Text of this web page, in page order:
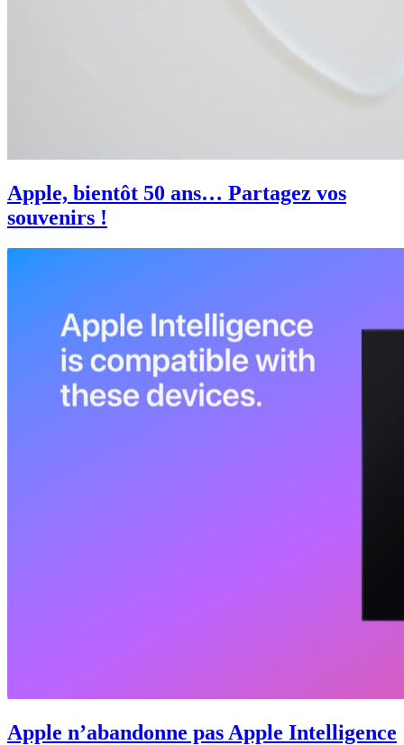
Apple, bientôt 50 ans… Partagez vos
souvenirs !
Apple n’abandonne pas Apple Intelligence